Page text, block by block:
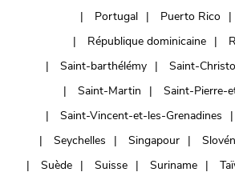
Portugal
Puerto Rico
République dominicaine
Saint-barthélémy
Saint-
Saint-Martin
Saint-Pierre-
Saint-Vincent-et-les-Grenadines
Seychelles
Singapour
Suède
Suisse Suriname